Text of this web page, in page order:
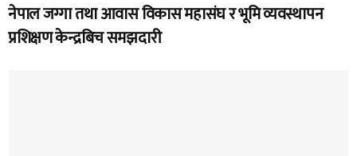
नेपाल जग्गा तथा आवास विकास महासंघ र भूमि व्यवस्थापन
प्रशिक्षण केन्द्रबिच समझदारी